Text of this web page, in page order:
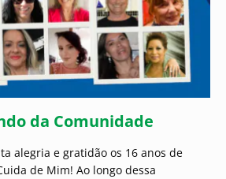
da Comunidade
alegria e gratidão os 16 anos de
de Mim! Ao longo dessa